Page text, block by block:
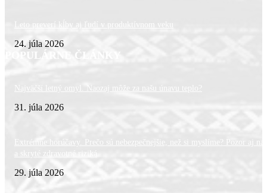
Leto preverí kĺby aj ľudí v produktívnom veku
24. júla 2026
POPULÁRNE ČLÁNKY
Najväčší letný omyl. Naozaj môže za našu únavu teplo?
31. júla 2026
Extrémne horúčavy. Prečo sú nebezpečnejšie, než si myslíme? Pozor aj
a skryté zdravotné riziká
29. júla 2026